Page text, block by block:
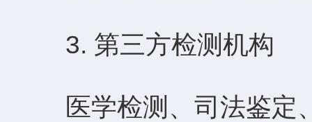
3. 第三方检测机构
医学检测、司法鉴定